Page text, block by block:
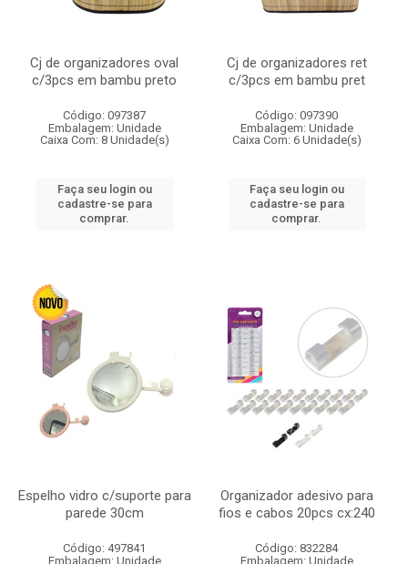
Cj de organizadores oval
c/3pcs em bambu preto
Código: 097387
Embalagem: Unidade
Caixa Com: 8 Unidade(s)
Faça seu login ou
cadastre-se para
comprar.
Cj de organizadores ret
c/3pcs em bambu pret
Código: 097390
Embalagem: Unidade
Caixa Com: 6 Unidade(s)
Faça seu login ou
cadastre-se para
comprar.
Espelho vidro c/suporte para
parede 30cm
Código: 497841
Embalagem: Unidade
Organizador adesivo para
fios e cabos 20pcs cx:240
Código: 832284
Embalagem: Unidade